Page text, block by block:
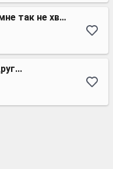
Любимого взгляда мне так не хватает